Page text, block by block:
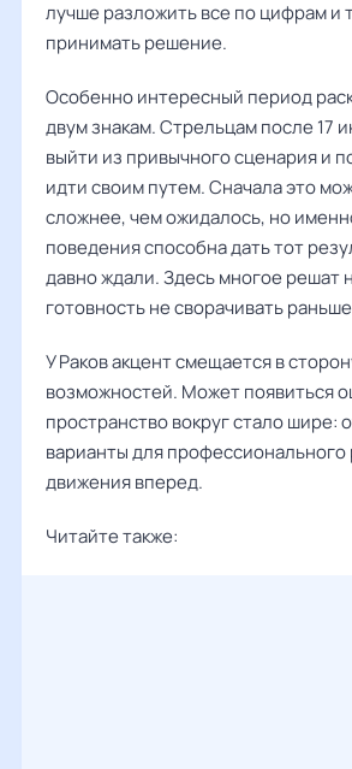
лучше разложить все по цифрам и
принимать решение.
Особенно интересный период
двум знакам. Стрельцам после 17
выйти из привычного сценария и
идти своим путем. Сначала это
сложнее, чем ожидалось, но
поведения способна дать тот
давно ждали. Здесь многое решат
готовность не сворачивать
У Раков акцент смещается в
возможностей. Может появиться
пространство вокруг стало шире:
варианты для профессионального
движения вперед.
Читайте также: